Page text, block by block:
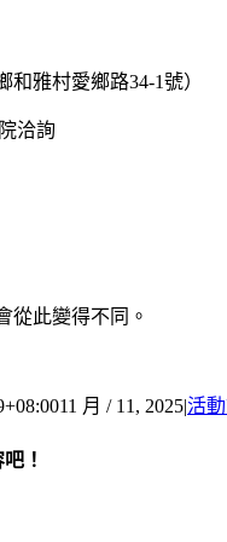
雅村愛鄉路34-1號）
洽詢
從此變得不同。
11 月 / 11, 2025|活
！